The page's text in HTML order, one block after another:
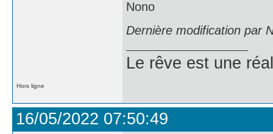
Nono
Dernière modification par
Le rêve est une
Hors ligne
16/05/2022 07:50:49